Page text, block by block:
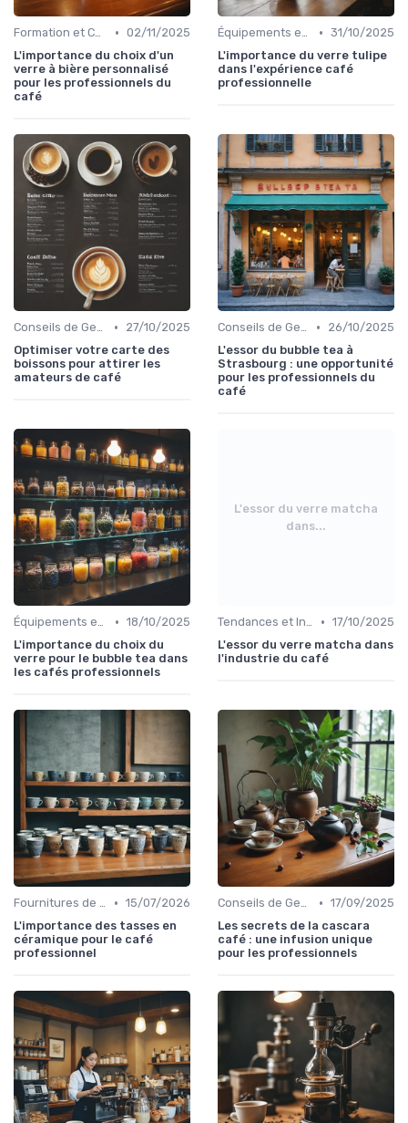
Formation et Certification du Personnel • 02/11/2025
L'importance du choix d'un
verre à bière personnalisé
pour les professionnels du
café
Équipements et Machines CHR • 31/10/2025
L'importance du verre tulipe
dans l'expérience café
professionnelle
Conseils de Gestion du Café •
27/10/2025
Optimiser votre carte des
boissons pour attirer les
amateurs de café
Conseils de Gestion du Café •
26/10/2025
L'essor du bubble tea à
Strasbourg : une opportunité
pour les professionnels du
café
Équipements et Machines CHR • 18/10/2025
L'importance du choix du
verre pour le bubble tea dans
les cafés professionnels
L'essor du verre matcha
dans...
Tendances et Innovations CHR • 17/10/2025
L'essor du verre matcha dans
l'industrie du café
Fournitures de Café en Gros • 15/07/2026
L'importance des tasses en
céramique pour le café
professionnel
Conseils de Gestion du Café • 17/09/2025
Les secrets de la cascara
café : une infusion unique
pour les professionnels